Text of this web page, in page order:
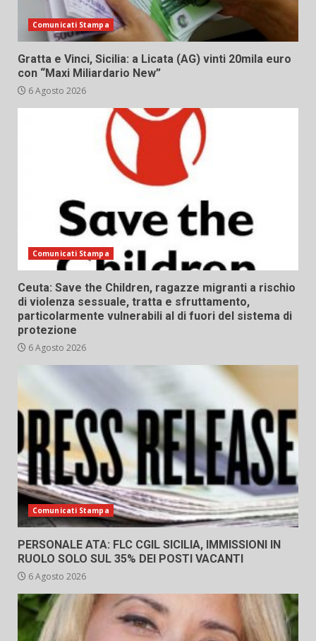
Comunicati Stampa
Gratta e Vinci, Sicilia: a Licata (AG) vinti 20mila euro
con “Maxi Miliardario New”
6 Agosto 2026
Comunicati Stampa
Ceuta: Save the Children, ragazze migranti a rischio
di violenza sessuale, tratta e sfruttamento,
particolarmente vulnerabili al di fuori del sistema di
protezione
6 Agosto 2026
Comunicati Stampa
PERSONALE ATA: FLC CGIL SICILIA, IMMISSIONI IN
RUOLO SOLO SUL 35% DEI POSTI VACANTI
6 Agosto 2026